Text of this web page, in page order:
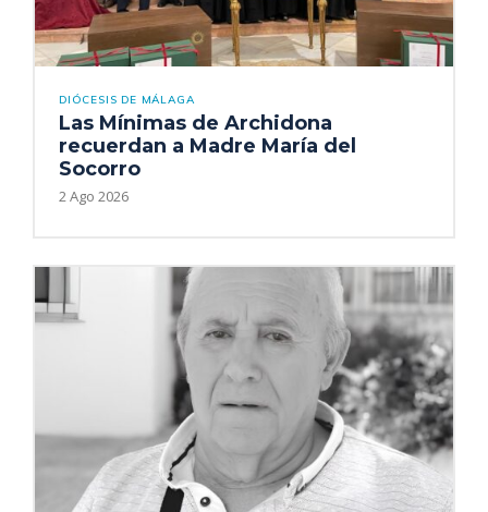
DIÓCESIS DE MÁLAGA
Las Mínimas de Archidona
recuerdan a Madre María del
Socorro
2 Ago 2026